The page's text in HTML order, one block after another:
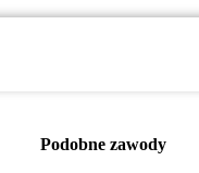
Podobne zawody